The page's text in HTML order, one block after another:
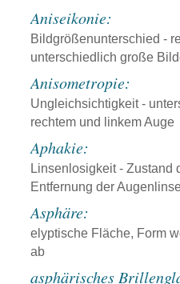
Aniseikonie:
Bildgrößenunterschied -
unterschiedlich große
Anisometropie:
Ungleichsichtigkeit -
rechtem und linkem Auge
Aphakie:
Linsenlosigkeit - Zustand
Entfernung der
Asphäre:
elyptische Fläche, Form
ab
asphärisches